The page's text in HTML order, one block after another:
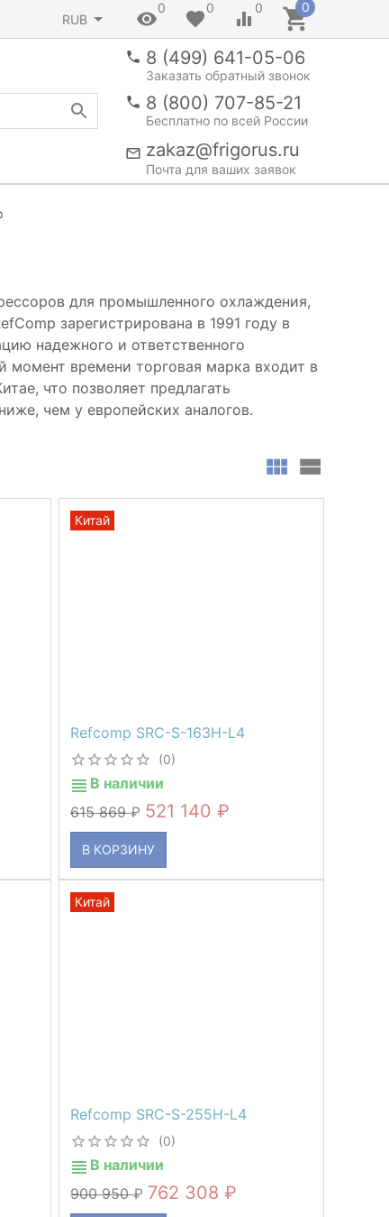
RUB
0 0 0 0
8 (499) 641-05-06
Заказать обратный звонок
8 (800) 707-85-21
Бесплатно по всей России
zakaz@frigorus.ru
Почта для ваших заявок
для промышленного охлаждения,
зарегистрирована в 1991 году в
надежного и ответственного
момент времени торговая марка входит в
что позволяет предлагать
чем у европейских аналогов.
Refcomp SRC-S-163H-L4
(0)
В наличии
615 869
521 140
В КОРЗИНУ
Китай
Refcomp SRC-S-255H-L4
(0)
В наличии
900 950
762 308
Китай